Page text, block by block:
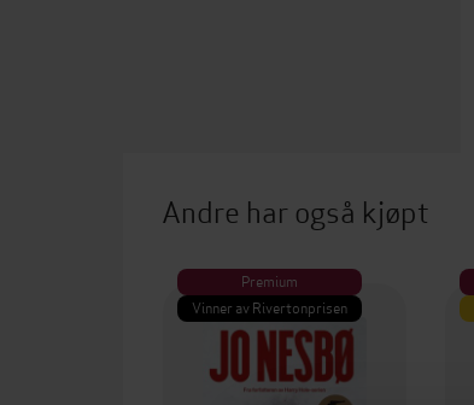
Andre har også kjøpt
Premium
Vinner av Rivertonprisen